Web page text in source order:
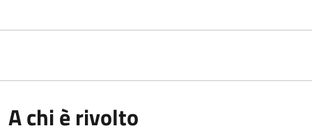
A chi è rivolto